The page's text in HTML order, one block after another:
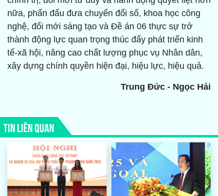
nữa, phấn đấu đưa chuyển đổi số, khoa học công
nghệ, đổi mới sáng tạo và Đề án 06 thực sự trở
thành động lực quan trọng thúc đẩy phát triển kinh
tế-xã hội, nâng cao chất lượng phục vụ Nhân dân,
xây dựng chính quyền hiện đại, hiệu lực, hiệu quả.
Trung Đức - Ngọc Hải
TIN LIÊN QUAN